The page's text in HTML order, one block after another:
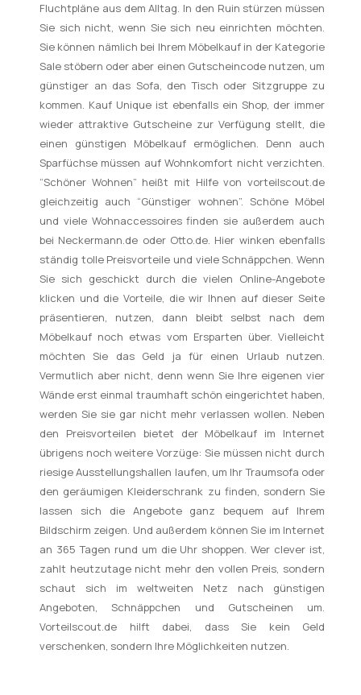
Fluchtpläne aus dem Alltag. In den Ruin stürzen müssen
Sie sich nicht, wenn Sie sich neu einrichten möchten.
Sie können nämlich bei Ihrem Möbelkauf in der Kategorie
Sale stöbern oder aber einen Gutscheincode nutzen, um
günstiger an das Sofa, den Tisch oder Sitzgruppe zu
kommen. Kauf Unique ist ebenfalls ein Shop, der immer
wieder attraktive Gutscheine zur Verfügung stellt, die
einen günstigen Möbelkauf ermöglichen. Denn auch
Sparfüchse müssen auf Wohnkomfort nicht verzichten.
“Schöner Wohnen” heißt mit Hilfe von vorteilscout.de
gleichzeitig auch “Günstiger wohnen”. Schöne Möbel
und viele Wohnaccessoires finden sie außerdem auch
bei Neckermann.de oder Otto.de. Hier winken ebenfalls
ständig tolle Preisvorteile und viele Schnäppchen. Wenn
Sie sich geschickt durch die vielen Online-Angebote
klicken und die Vorteile, die wir Ihnen auf dieser Seite
präsentieren, nutzen, dann bleibt selbst nach dem
Möbelkauf noch etwas vom Ersparten über. Vielleicht
möchten Sie das Geld ja für einen Urlaub nutzen.
Vermutlich aber nicht, denn wenn Sie Ihre eigenen vier
Wände erst einmal traumhaft schön eingerichtet haben,
werden Sie sie gar nicht mehr verlassen wollen. Neben
den Preisvorteilen bietet der Möbelkauf im Internet
übrigens noch weitere Vorzüge: Sie müssen nicht durch
riesige Ausstellungshallen laufen, um Ihr Traumsofa oder
den geräumigen Kleiderschrank zu finden, sondern Sie
lassen sich die Angebote ganz bequem auf Ihrem
Bildschirm zeigen. Und außerdem können Sie im Internet
an 365 Tagen rund um die Uhr shoppen. Wer clever ist,
zahlt heutzutage nicht mehr den vollen Preis, sondern
schaut sich im weltweiten Netz nach günstigen
Angeboten, Schnäppchen und Gutscheinen um.
Vorteilscout.de hilft dabei, dass Sie kein Geld
verschenken, sondern Ihre Möglichkeiten nutzen.